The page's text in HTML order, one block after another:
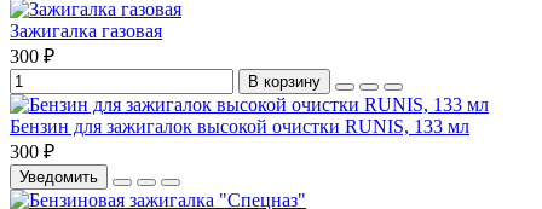
Зажигалка газовая
300 ₽
В корзину
Бензин для зажигалок высокой очистки RUNIS, 133 мл
300 ₽
Уведомить